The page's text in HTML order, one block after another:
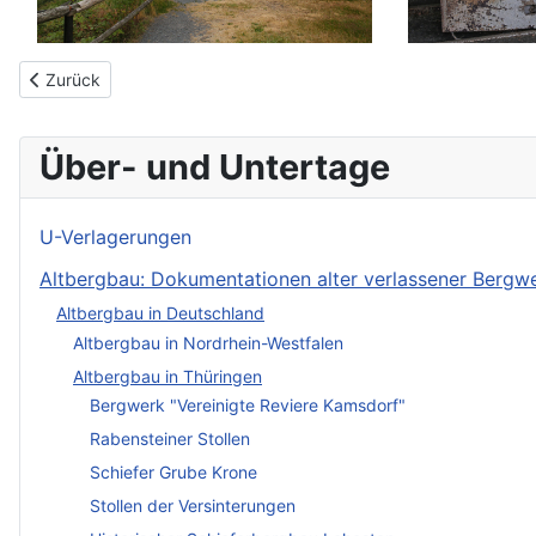
Vorheriger Beitrag: Örtelsbruch und seine Anfänge mit dem
Zurück
Über- und Untertage
U-Verlagerungen
Altbergbau: Dokumentationen alter verlassener
Altbergbau in Deutschland
Altbergbau in Nordrhein-Westfalen
Altbergbau in Thüringen
Bergwerk "Vereinigte Reviere Kamsdorf"
Rabensteiner Stollen
Schiefer Grube Krone
Stollen der Versinterungen